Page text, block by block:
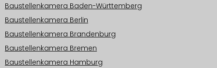
Baustellenkamera Baden-Württemberg
Baustellenkamera Berlin
Baustellenkamera Brandenburg
Baustellenkamera Bremen
Baustellenkamera Hamburg